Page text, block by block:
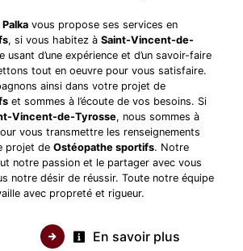
vous propose ses services en
, si vous habitez à Saint-Vincent-de-
usant d’une expérience et d’un savoir-faire
tout en oeuvre pour vous satisfaire.
ainsi dans votre projet de
et sommes à l’écoute de vos besoins. Si
Vincent-de-Tyrosse, nous sommes à
vous transmettre les renseignements
projet de Ostéopathe sportifs. Notre
notre passion et le partager avec vous
notre désir de réussir. Toute notre équipe
avec propreté et rigueur.
En savoir plus